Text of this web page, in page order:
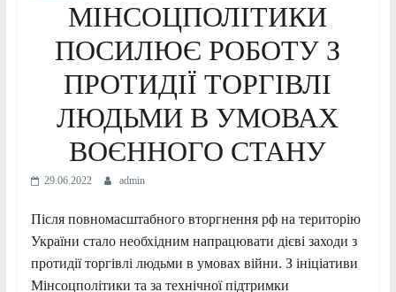
МІНСОЦПОЛІТИКИ
ПОСИЛЮЄ РОБОТУ З
ПРОТИДІЇ ТОРГІВЛІ
ЛЮДЬМИ В УМОВАХ
ВОЄННОГО СТАНУ
29.06.2022 admin
Після повномасштабного вторгнення рф на територію
України стало необхідним напрацювати дієві заходи з
протидії торгівлі людьми в умовах війни. З ініціативи
Мінсоцполітики та за технічної підтримки